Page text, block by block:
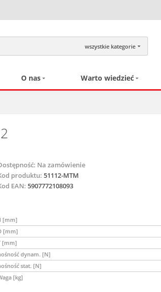
wszystkie kategorie
O nas Warto wiedzieć
Na zamówienie
produktu: 51112-MTM
EAN: 5907772108093
[mm]
[mm]
[mm]
dynam. [N]
stat. [N]
[kg]